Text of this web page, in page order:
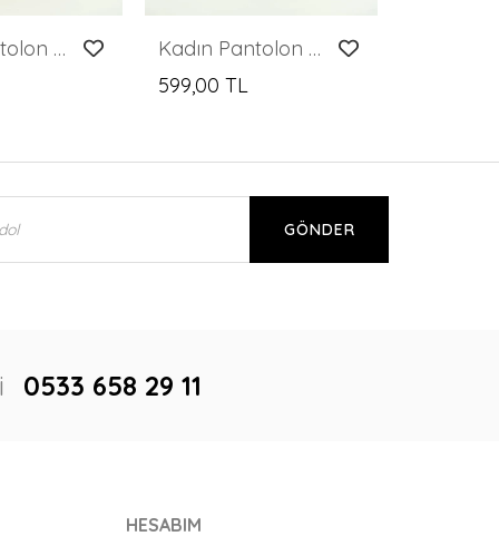
Kadın Pantolon Belden Lastikli Yandan Fermuarlı Cepsiz Etek Likralı Kadın Pantolon Hardal - T020
Kadın Pantolon Geniş Paça Likralı Cepli Düğmeli Kadın Pantolon Kahve - T019
599,00 TL
GÖNDER
0533 658 29 11
HESABIM